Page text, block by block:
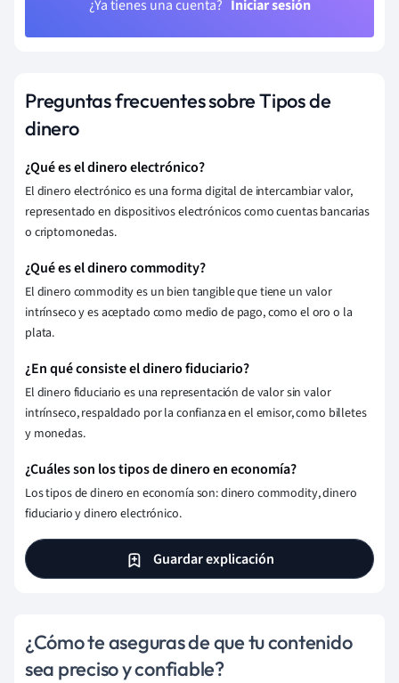
¿Ya tienes una cuenta? Iniciar sesión
Preguntas frecuentes sobre Tipos de
dinero
¿Qué es el dinero electrónico?
El dinero electrónico es una forma digital de intercambiar valor,
representado en dispositivos electrónicos como cuentas bancarias
o criptomonedas.
¿Qué es el dinero commodity?
El dinero commodity es un bien tangible que tiene un valor
intrínseco y es aceptado como medio de pago, como el oro o la
plata.
¿En qué consiste el dinero fiduciario?
El dinero fiduciario es una representación de valor sin valor
intrínseco, respaldado por la confianza en el emisor, como billetes
y monedas.
¿Cuáles son los tipos de dinero en economía?
Los tipos de dinero en economía son: dinero commodity, dinero
fiduciario y dinero electrónico.
Guardar explicación
¿Cómo te aseguras de que tu contenido
sea preciso y confiable?